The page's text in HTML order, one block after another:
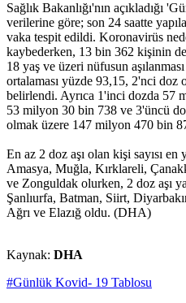
Sağlık Bakanlığı'nın açıkladığı
verilerine göre; son 24 saatte
vaka tespit edildi. Koronavirüs
kaybederken, 13 bin 362 kişinin
18 yaş ve üzeri nüfusun
ortalaması yüzde 93,15, 2'nci doz
belirlendi. Ayrıca 1'inci dozda 57
53 milyon 30 bin 738 ve 3'üncü
olmak üzere 147 milyon 470 bin
En az 2 doz aşı olan kişi sayısı
Amasya, Muğla, Kırklareli,
ve Zonguldak olurken, 2 doz aşı
Şanlıurfa, Batman, Siirt,
Ağrı ve Elazığ oldu. (DHA)
Kaynak: DHA
#Günlük Kovid- 19 Tablosu